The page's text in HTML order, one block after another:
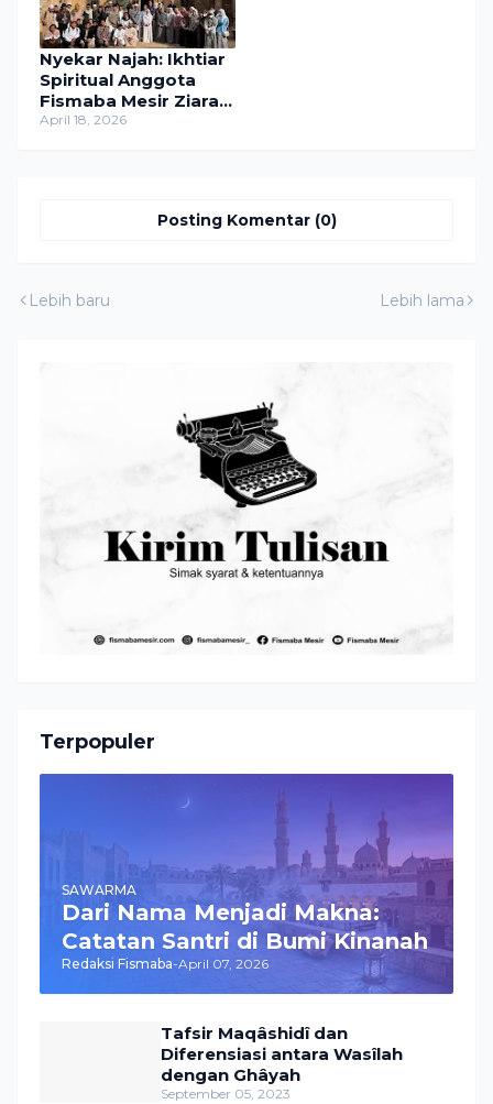
Nyekar Najah: Ikhtiar
Spiritual Anggota
Fismaba Mesir Ziarahi
Makam Ulama Jelang
April 18, 2026
Posting Komentar (0)
Lebih baru Lebih lama
Terpopuler
SAWARMA
Dari Nama Menjadi Makna:
Catatan Santri di Bumi Kinanah
Redaksi Fismaba-April 07, 2026
Tafsir Maqâshidî dan
Diferensiasi antara Wasîlah
dengan Ghâyah
September 05, 2023